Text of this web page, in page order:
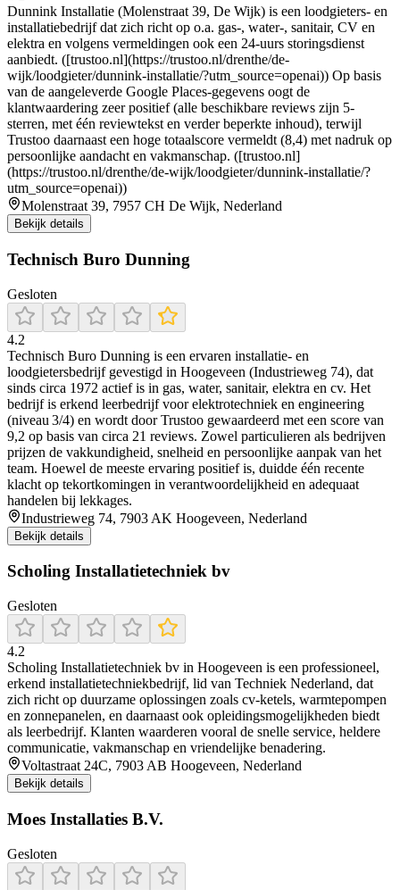
Dunnink Installatie (Molenstraat 39, De Wijk) is een loodgieters- en
installatiebedrijf dat zich richt op o.a. gas-, water-, sanitair, CV en
elektra en volgens vermeldingen ook een 24-uurs storingsdienst
aanbiedt. ([trustoo.nl](https://trustoo.nl/drenthe/de-
wijk/loodgieter/dunnink-installatie/?utm_source=openai)) Op basis
van de aangeleverde Google Places-gegevens oogt de
klantwaardering zeer positief (alle beschikbare reviews zijn 5-
sterren, met één reviewtekst en verder beperkte inhoud), terwijl
Trustoo daarnaast een hoge totaalscore vermeldt (8,4) met nadruk op
persoonlijke aandacht en vakmanschap. ([trustoo.nl]
(https://trustoo.nl/drenthe/de-wijk/loodgieter/dunnink-installatie/?
utm_source=openai))
Molenstraat 39, 7957 CH De Wijk, Nederland
Bekijk details
Technisch Buro Dunning
Gesloten
4.2
Technisch Buro Dunning is een ervaren installatie- en
loodgietersbedrijf gevestigd in Hoogeveen (Industrieweg 74), dat
sinds circa 1972 actief is in gas, water, sanitair, elektra en cv. Het
bedrijf is erkend leerbedrijf voor elektrotechniek en engineering
(niveau 3/4) en wordt door Trustoo gewaardeerd met een score van
9,2 op basis van circa 21 reviews. Zowel particulieren als bedrijven
prijzen de vakkundigheid, snelheid en persoonlijke aanpak van het
team. Hoewel de meeste ervaring positief is, duidde één recente
klacht op tekortkomingen in verantwoordelijkheid en adequaat
handelen bij lekkages.
Industrieweg 74, 7903 AK Hoogeveen, Nederland
Bekijk details
Scholing Installatietechniek bv
Gesloten
4.2
Scholing Installatietechniek bv in Hoogeveen is een professioneel,
erkend installatietechniekbedrijf, lid van Techniek Nederland, dat
zich richt op duurzame oplossingen zoals cv-ketels, warmtepompen
en zonnepanelen, en daarnaast ook opleidingsmogelijkheden biedt
als leerbedrijf. Klanten waarderen vooral de snelle service, heldere
communicatie, vakmanschap en vriendelijke benadering.
Voltastraat 24C, 7903 AB Hoogeveen, Nederland
Bekijk details
Moes Installaties B.V.
Gesloten